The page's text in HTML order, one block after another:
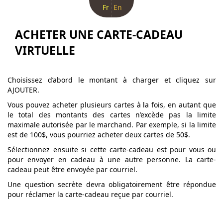
Fr En
ACHETER UNE CARTE-CADEAU
VIRTUELLE
Choisissez d’abord le montant à charger et cliquez sur
AJOUTER.
Vous pouvez acheter plusieurs cartes à la fois, en autant que
le total des montants des cartes n’excède pas la limite
maximale autorisée par le marchand. Par exemple, si la limite
est de 100$, vous pourriez acheter deux cartes de 50$.
Sélectionnez ensuite si cette carte-cadeau est pour vous ou
pour envoyer en cadeau à une autre personne. La carte-
cadeau peut être envoyée par courriel.
Une question secrète devra obligatoirement être répondue
pour réclamer la carte-cadeau reçue par courriel.